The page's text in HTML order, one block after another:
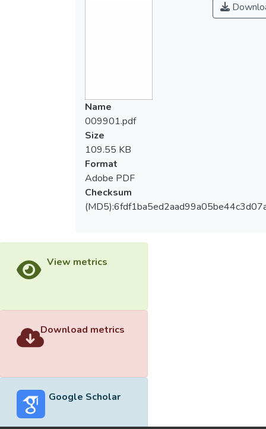
Name
009901.pdf
Size
109.55 KB
Format
Adobe PDF
Checksum
View metrics
Download metrics
Google Scholar